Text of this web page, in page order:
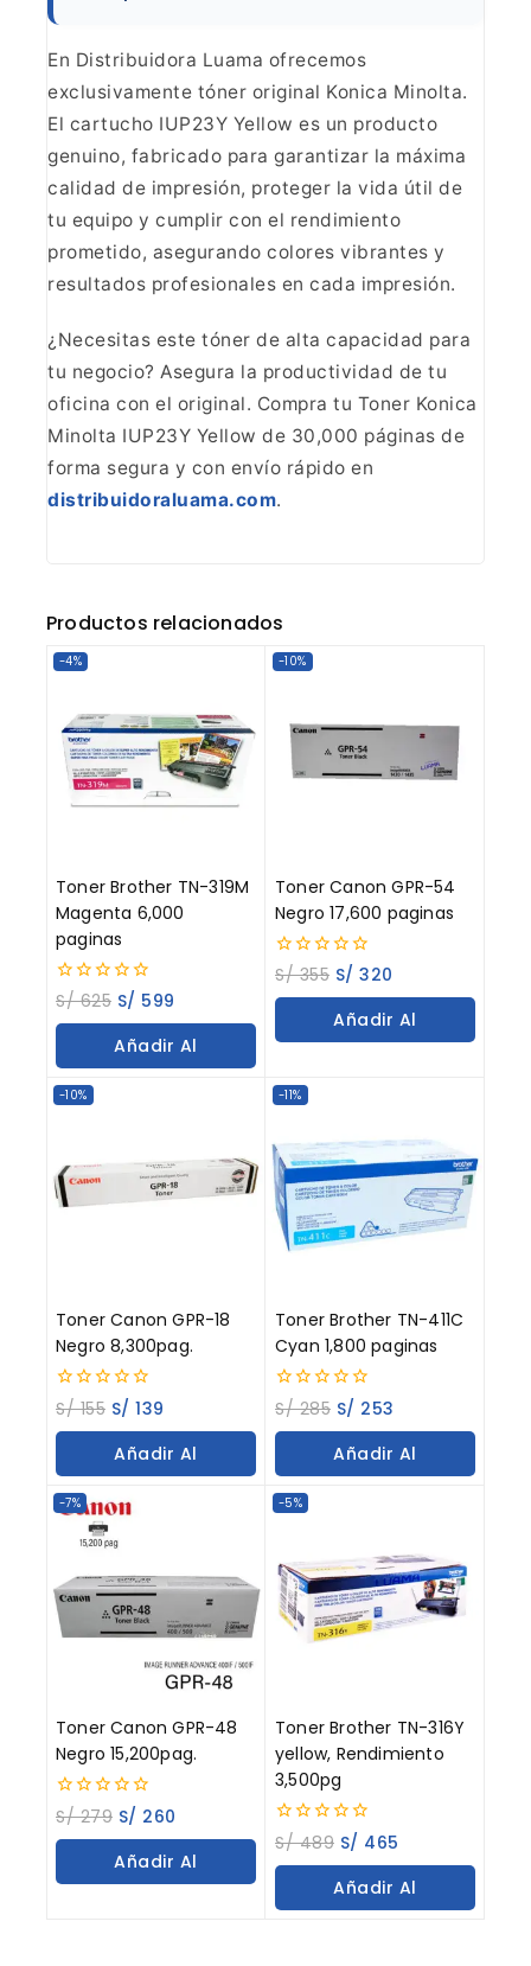
En Distribuidora Luama ofrecemos
exclusivamente tóner original Konica Minolta.
El cartucho IUP23Y Yellow es un producto
genuino, fabricado para garantizar la máxima
calidad de impresión, proteger la vida útil de
tu equipo y cumplir con el rendimiento
prometido, asegurando colores vibrantes y
resultados profesionales en cada impresión.
¿Necesitas este tóner de alta capacidad para
tu negocio? Asegura la productividad de tu
oficina con el original. Compra tu Toner Konica
Minolta IUP23Y Yellow de 30,000 páginas de
forma segura y con envío rápido en
distribuidoraluama.com.
Productos relacionados
-4%
Toner Brother TN-319M
Magenta 6,000
paginas
0
out
of
S/625 S/ 599
Añadir Al
-10%
Toner Canon GPR-54
Negro 17,600 paginas
0
out
of
S/355 S/ 320
Añadir Al
-10%
Toner Canon GPR-18
Negro 8,300pag.
0
out
of
S/155 S/ 139
Añadir Al
-11%
Toner Brother TN-411C
Cyan 1,800 paginas
0
out
of
S/285 S/ 253
Añadir Al
-7%
Toner Canon GPR-48
Negro 15,200pag.
0
out
of
S/279 S/ 260
Añadir Al
-5%
Toner Brother TN-316Y
yellow, Rendimiento
3,500pg
0
out
of
S/489 S/ 465
Añadir Al